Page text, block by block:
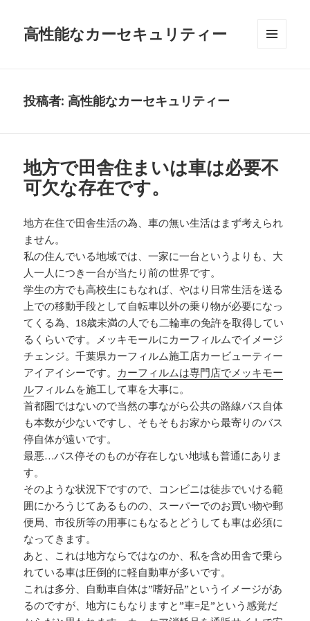
高性能なカーセキュリティー
投稿者:高性能なカーセキュリティー
地方で田舎住まいは車は必要不
可欠な存在です。
地方在住で田舎生活の為、車の無い生活はまず考えられ
ません。
私の住んでいる地域では、一家に一台というよりも、大
人一人につき一台が当たり前の世界です。
学生の方でも高校生にもなれば、やはり日常生活を送る
上での移動手段として自転車以外の乗り物が必要になっ
てくる為、18歳未満の人でも二輪車の免許を取得してい
るくらいです。メッキモールにカーフィルムでイメージ
チェンジ。千葉県カーフィルム施工店カービューティー
アイアイシーです。 カーフィルムは専門店でメッキモー
ルフィルムを施工して車を大事に。
首都圏ではないので当然の事ながら公共の路線バス自体
も本数が少ないですし、そもそもお家から最寄りのバス
停自体が遠いです。
最悪…バス停そのものが存在しない地域も普通にありま
す。
そのような状況下ですので、コンビニは徒歩でいける範
囲にかろうじてあるものの、スーパーでのお買い物や郵
便局、市役所等の用事にもなるとどうしても車は必須に
なってきます。
あと、これは地方ならではなのか、私を含め田舎で乗ら
れている車は圧倒的に軽自動車が多いです。
これは多分、自動車自体は”嗜好品”というイメージがあ
るのですが、地方にもなりますと”車=足”という感覚だ